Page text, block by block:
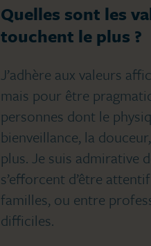
Quelles sont les
touchent le plus ?
J’adhère aux valeurs
mais pour être
personnes dont le
bienveillance, la
plus. Je suis admirative
s’efforcent d’être
familles, ou entre
difficiles.